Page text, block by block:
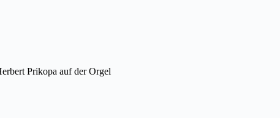
Prikopa auf der Orgel